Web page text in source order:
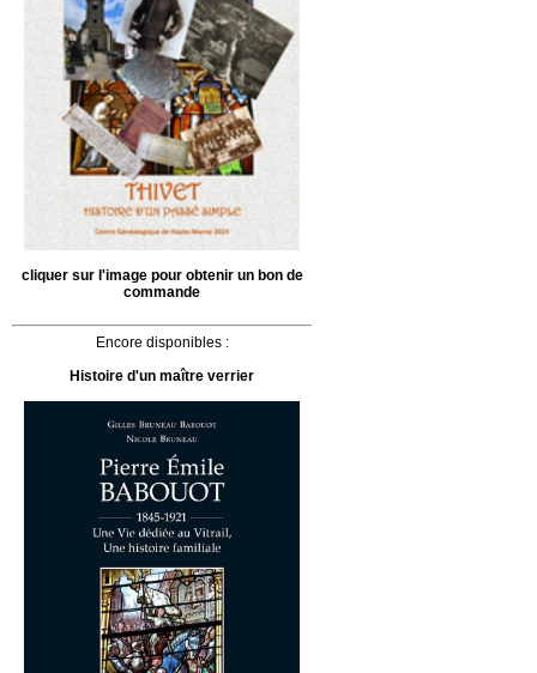
cliquer sur l'image pour obtenir un bon de
commande
Encore disponibles :
Histoire d'un maître verrier